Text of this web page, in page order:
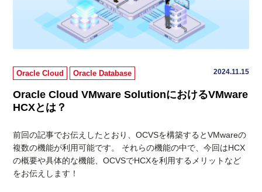
Oracle Cloud Oracle Database 2024.11.15
Oracle Cloud VMware SolutionにおけるVMware
HCXとは？
前回の記事でお伝えしたとおり、OCVSを構築するとVMwareの
複数の機能が利用可能です。 それらの機能の中で、今回はHCX
の概要や具体的な機能、OCVSでHCXを利用するメリットなど
をお伝えします！